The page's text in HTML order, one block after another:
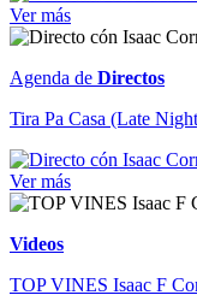
Ver más
Agenda de Directos
Tira Pa Casa (Late
Ver más
Videos
TOP VINES Isaac F